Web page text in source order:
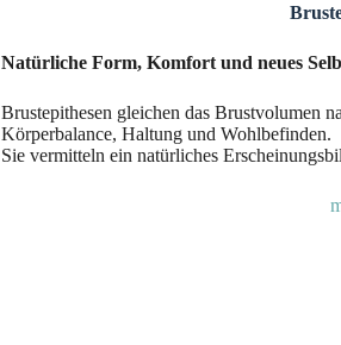
Natürliche Form, Komfort und neues
Brustepithesen gleichen das Brustvolumen
Körperbalance, Haltung und Wohlbefinden.
Sie vermitteln ein natürliches